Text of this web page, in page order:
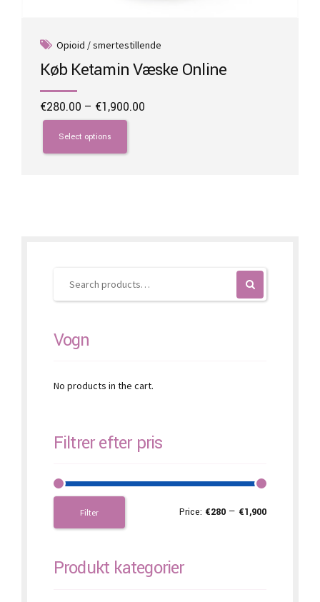
Opioid / smertestillende
Køb Ketamin Væske Online
€280.00 – €1,900.00
Select options
This
product
has
product
Vogn
No products in the cart.
Filtrer efter pris
Filter Price: €280 — €1,900
Produkt kategorier